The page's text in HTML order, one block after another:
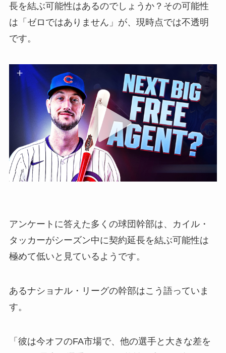
長を結ぶ可能性はあるのでしょうか？その可能性
は「ゼロではありません」が、現時点では不透明
です。
アンケートに答えた多くの球団幹部は、カイル・
タッカーがシーズン中に契約延長を結ぶ可能性は
極めて低いと見ているようです。
あるナショナル・リーグの幹部はこう語っていま
す。
「彼は今オフのFA市場で、他の選手と大きな差を